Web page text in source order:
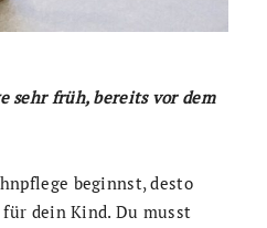
sehr früh, bereits vor dem
beginnst, desto
dein Kind. Du musst